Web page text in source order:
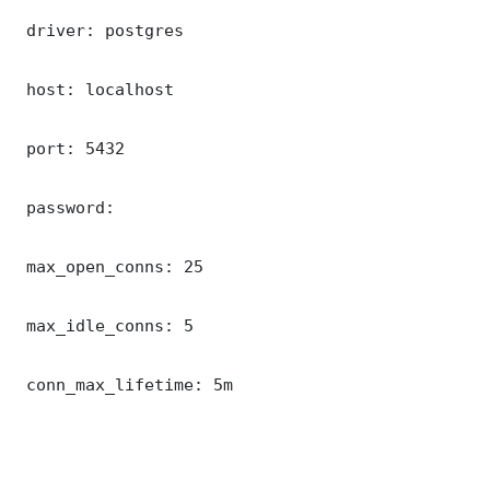
driver: postgres
host: localhost
port: 5432
password:
max_open_conns: 25
max_idle_conns: 5
conn_max_lifetime: 5m